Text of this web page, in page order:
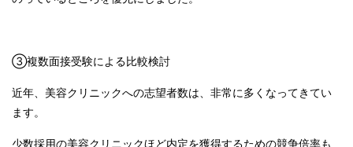
③複数面接受験による比較検討
近年、美容クリニックへの志望者数は、非常に多くなってきてい
ます。
少数採用の美容クリニックほど内定を獲得するための競争倍率も